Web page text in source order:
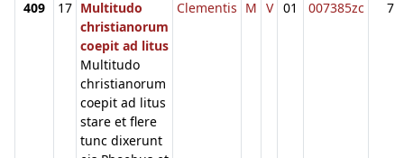
409 17 Multitudo
christianorum
coepit ad litus
Multitudo
christianorum
coepit ad litus
stare et flere
tunc dixerunt
Clementis M V 01 007385zc 7